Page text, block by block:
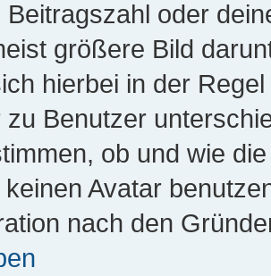
Beitragszahl oder
größere Bild
hierbei in der
zu Benutzer
ob und wie
Avatar
nach den